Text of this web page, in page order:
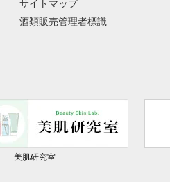
サイトマップ
酒類販売管理者標識
美肌研究室